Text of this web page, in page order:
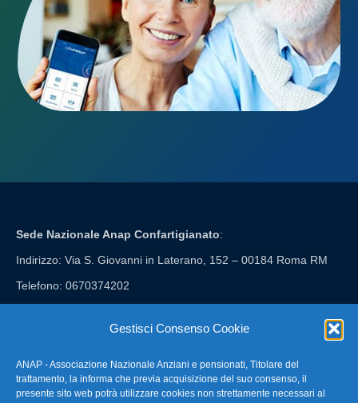
Gestisci Consenso Cookie
ANAP - Associazione Nazionale Anziani e pensionati, Titolare del
trattamento, la informa che previa acquisizione del suo consenso, il
presente sito web potrà utilizzare cookies non strettamente necessari al
Sede Nazionale Anap Confartigianato:
Indirizzo: Via S. Giovanni in Laterano, 152 – 00184 Roma RM
Telefono: 0670374202
FAQ – Domande Frequenti